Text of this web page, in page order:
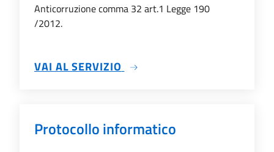
Anticorruzione comma 32 art.1 Legge 190
/2012.
VAI AL SERVIZIO SU BANDI E DATI
Protocollo informatico